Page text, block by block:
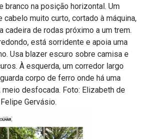
branco na posição horizontal. Um
cabelo muito curto, cortado à máquina,
cadeira de rodas próximo a um trem.
está sorridente e apoia uma
Usa blazer escuro sobre camisa e
À esquerda, um corredor largo
corpo de ferro onde há uma
meio desfocada. Foto: Elizabeth de
Gervásio.